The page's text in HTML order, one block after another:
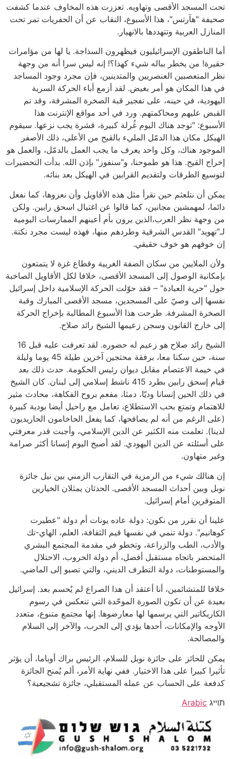
تحت المسجد الأقصى وتهاويه. تعززت هذه المخاوف عندما كشفت
صحيفة "هآرتس"، هذا الأسبوع، النقاب عن أن الحفريات تمر تحت
المنازل العربية وتتهددها بالانهيار.
أما الناطقون الإسرائيليون فيظهرون السذاجة. يا لها من مؤامرات
حقيرة! من يخطر بباله شيء كهذا؟! إنه ليس سرا أنه من وجهة
نظر المتعصبين العنصريين والمتدينين، فإن مجرد وجود المساجد
في هذا المكان هو أمر بغيض. لقد أزمع أباء الحركة السرية
اليهودية، في حينه، على تفجير قبة الصخرة المشرفة، وقد تم
القبض عليهم ومحاكمتهم. ورد في أحد مواقع الإنترنت هذا
الأسبوع: "توجد هناك اليوم غُرلة كبيرة، قشرة يجب نزعها. سيقوم
الهيكل مكان هذا الدمّل المليء بالقيح من الأعلى، ذلك الأصفر
الموجود هناك، وكل واحد يعرف ما يجب العمل بالدمّل، والعمل هو
إخراج القيح. هذا هو طموحنا، و"سنفوز" بإذن الله. بدأت التحضيرات
لتوسيع الطرقات ولتقديم القرابين في الهيكل بعد بنائه.
يمكن أن نتلعثم حين نقرأ مثل هذه الأقاويل وأن نعزوها، كما نفعل
دائما، لمهمشين مجانين، كما قالوا عن اغتيال اسحق رابين. ولكن
من وجهة نظر العرب،الذين يرون بأم أعينهم الممارسات اليومية
لـ"تهويد" القدس الشرقية وطردهم منها، فهذه ليست مجرد نكتة.
إن خوفهم هو خوف حقيقي.
ولأن الملايين من سكان الضفة الغربية وقطاع غزة لا يتمتعون
بإمكانية الوصول إلى المسجد الأقصى، خلافا لكل الأقاويل الصاخبة
حول "حرية العبادة" – فقد حوّلت الحركة الإسلامية داخل إسرائيل
نفسها إلى وصيّ على المسجدين، مسجد الأقصى المبارك وقبة
الصخرة المشرفة. طرحت هذا الأسبوع المطالبة بإخراج الحركة
إلى خارج القانون وسجن زعيمها الشيخ رائد صلاح.
الشيخ رائد صلاح هو زعيم له حضوره. لقد تعرفت عليه قبل 16
سنة، حين سكنا معا، برفقة محتجين آخرين طيلة 45 يوما وليلة
في خيمة الاعتصام مقابل ديوان رئيس الحكومة. حدث ذلك بعد
قيام إسحق رابين بطرد 415 ناشط إسلامي إلى لبنان. كان الشيخ
في ذلك الحين إنسانا وديّا، دمثا، مفعم بروح الفكاهة، محادث مثير
للاهتمام وتمتع بحب الاستطلاع، تعامل مع راحيل أيضا بودية كبيرة
(على الرغم من أنه لم يصافحها، كما يفعل الحاخامون الحاريديون
لدينا). تعلمت منه الكثير عن الدين الإسلامي، وأجبت قدر معرفتي
على أسئلته عن الدين اليهودي. لقد أصبح اليوم إنسانا أكثر صرامة
وغير متهاون.
إن هنالك شيء من الرمزية في التقارب الزمني بين نيل جائزة
نوبل وبين أحداث المسجد الأقصى. الحدثان يمثلان الخيارين
المتوفرين أمام إسرائيل.
علينا أن نقرر من نكون: دولة عاده يونات أم دولة "عطيرت
كوهانيم". دولة تنمي في نفسها قيم الثقافة، العلم، الهاي-تك
والأدب، الطب والزراعة، وتخطو في مقدمة المجتمع البشري
المتحضر باتجاه مستقبل أفضل، أم دولة الحروب، الاحتلال
والمستوطنات، دولة التطرف الديني، والتي تصبو إلى الماضي.
خلافا للمتشائمين، أنا أعتقد أن هذا الصراع لم يُحسم بعد. إسرائيل
بعيدة عن أن تكون الصورة الموحّدة التي تنعكس في رسوم
الكاريكاتير التي يرسمها لها معارضوها. إنها مجتمع متنوع، متعدد
الأوجه والإمكانات، أحدها يؤدي إلى الحرب، والآخر إلى السلام
والمصالحة.
يمكن للحائز على جائزة نوبل للسلام، الرئيس براك أوباما، أن يؤثر
تأثيرا كبيرا على هذا الاختيار. ففي نهاية الأمر، ألم يُمنح الجائزة
كدفعة على الحساب عن عمله المستقبلي، جائزة تشجيعية؟
תוייג Arabic